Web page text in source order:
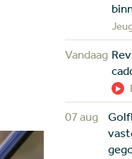
Vandaag
07 aug